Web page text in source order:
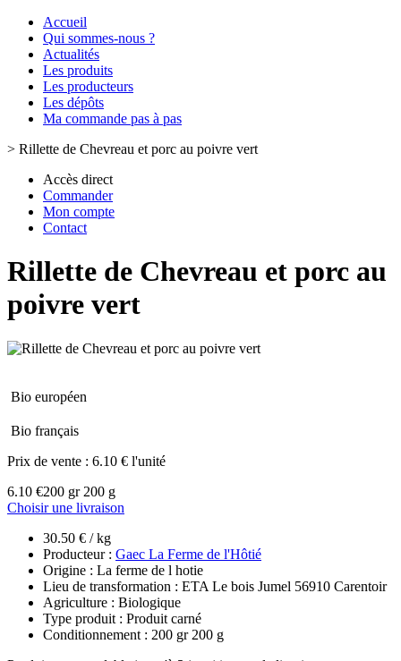
Accueil
Qui sommes-nous ?
Actualités
Les produits
Les producteurs
Les dépôts
Ma commande pas à pas
> Rillette de Chevreau et porc au poivre vert
Accès direct
Commander
Mon compte
Contact
Rillette de Chevreau et porc au
poivre vert
Bio européen
Bio français
Prix de vente : 6.10 € l'unité
6.10 €200 gr 200 g
Choisir une livraison
30.50 € / kg
Producteur : Gaec La Ferme de l'Hôtié
Origine : La ferme de l hotie
Lieu de transformation : ETA Le bois Jumel 56910 Carentoir
Agriculture : Biologique
Type produit : Produit carné
Conditionnement : 200 gr 200 g